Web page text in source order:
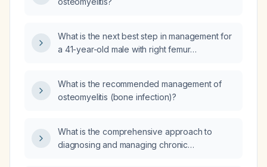
What is the next best step in management for
a 41-year-old male with right femur
leukocytosis with neutrophilia,
thrombocytosis, afebrile status, stable vital
What is the recommended management of
osteomyelitis (bone infection)?
What is the comprehensive approach to
diagnosing and managing chronic